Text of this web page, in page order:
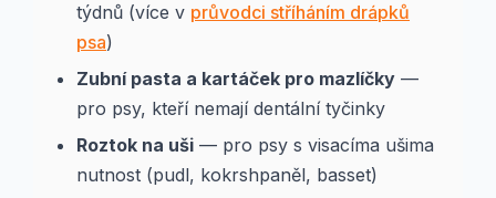
týdnů (více v průvodci stříháním drápků
psa)
Zubní pasta a kartáček pro mazlíčky —
pro psy, kteří nemají dentální tyčinky
Roztok na uši — pro psy s visacíma ušima
nutnost (pudl, kokrshpaněl, basset)